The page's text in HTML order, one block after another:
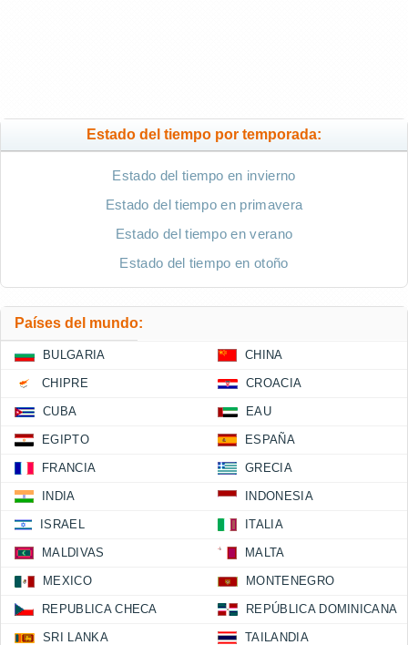
Estado del tiempo por temporada:
Estado del tiempo en invierno
Estado del tiempo en primavera
Estado del tiempo en verano
Estado del tiempo en otoño
Países del mundo:
BULGARIA CHINA
CHIPRE CROACIA
CUBA EAU
EGIPTO ESPAÑA
FRANCIA GRECIA
INDIA INDONESIA
ISRAEL ITALIA
MALDIVAS MALTA
MEXICO MONTENEGRO
REPUBLICA CHECA REPÚBLICA DOMINICANA
SRI LANKA TAILANDIA